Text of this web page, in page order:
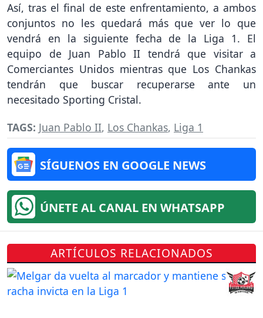
Así, tras el final de este enfrentamiento, a ambos
conjuntos no les quedará más que ver lo que
vendrá en la siguiente fecha de la Liga 1. El
equipo de Juan Pablo II tendrá que visitar a
Comerciantes Unidos mientras que Los Chankas
tendrán que buscar recuperarse ante un
necesitado Sporting Cristal.
TAGS: Juan Pablo II, Los Chankas, Liga 1
SÍGUENOS EN GOOGLE NEWS
ÚNETE AL CANAL EN WHATSAPP
ARTÍCULOS RELACIONADOS